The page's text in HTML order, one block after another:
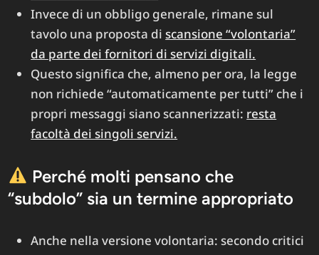
Invece di un obbligo generale, rimane sul
tavolo una proposta discansione “volontaria”
da parte dei fornitori di servizi digitali.
Questo significa che, almeno per ora, la legge
non richiede “automaticamente per tutti” che i
propri messaggi siano scannerizzati: resta
facoltà dei singoli servizi.
Perché molti pensano che
“subdolo” sia un termine appropriato
Anche nella versione volontaria: secondo critici